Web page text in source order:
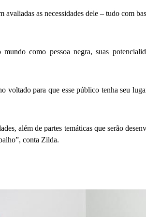
as necessidades dele – tudo com
como pessoa negra, suas
voltado para que esse público tenha seu
além de partes temáticas que serão
conta Zilda.